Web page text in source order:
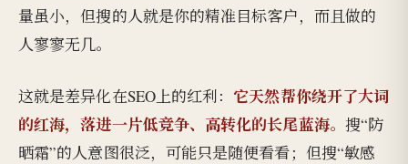
量虽小，但搜的人就是你的精准目标客户，而且做的
人寥寥无几。
这就是差异化在SEO上的红利： 它天然帮你绕开了大词
的红海，落进一片低竞争、高转化的长尾蓝海。 搜“防
晒霜”的人意图很泛，可能只是随便看看；但搜“敏感